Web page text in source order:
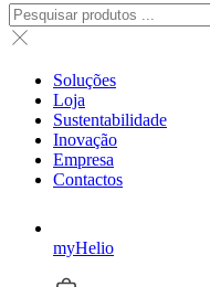
Soluções
Loja
Sustentabilidade
Inovação
Empresa
Contactos
myHelio